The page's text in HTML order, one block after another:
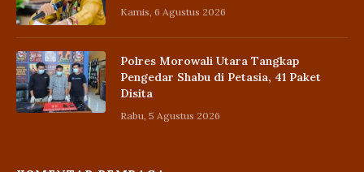
Kamis, 6 Agustus 2026
Polres Morowali Utara Tangkap
Pengedar Shabu di Petasia, 41 Paket
Disita
Rabu, 5 Agustus 2026